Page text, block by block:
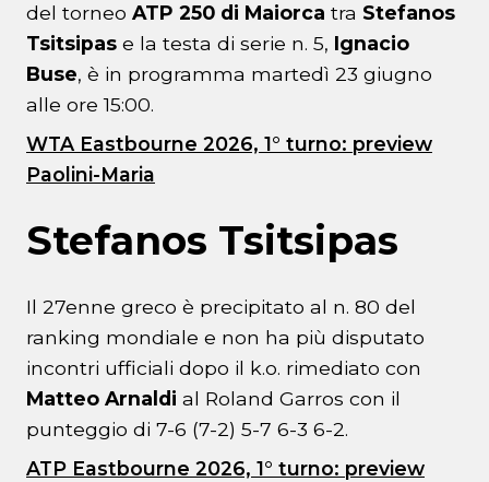
del torneo ATP 250 di Maiorca tra Stefanos
Tsitsipas e la testa di serie n. 5, Ignacio
Buse, è in programma martedì 23 giugno
alle ore 15:00.
WTA Eastbourne 2026, 1° turno: preview
Paolini-Maria
Stefanos Tsitsipas
Il 27enne greco è precipitato al n. 80 del
ranking mondiale e non ha più disputato
incontri ufficiali dopo il k.o. rimediato con
Matteo Arnaldi al Roland Garros con il
punteggio di 7-6 (7-2) 5-7 6-3 6-2.
ATP Eastbourne 2026, 1° turno: preview